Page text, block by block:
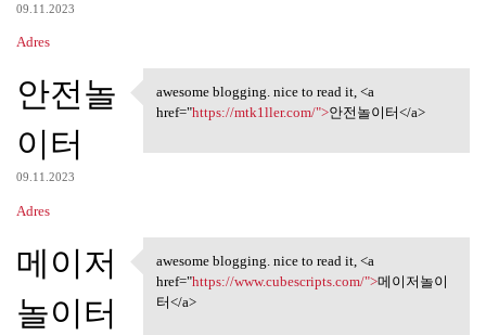
09.11.2023
Adres
안전놀
이터
09.11.2023
Adres
awesome blogging. nice to
awesome blogging. nice to read it, <a
href="https://mtk1ller.com/">안전놀이터</a>
메이저
놀이터
awesome blogging. nice to
awesome blogging. nice to read it, <a
href="https://www.cubescripts.com/">메이저놀이
터</a>